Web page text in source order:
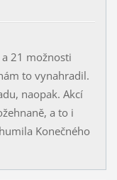
21 možnosti
to vynahradil.
naopak. Akcí
a to i
Konečného